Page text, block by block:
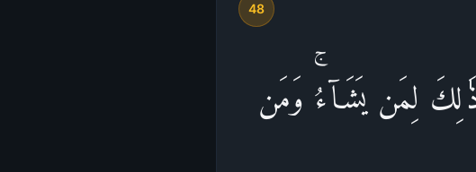
48
ذَ ٰ⁠لِكَ لِمَن یَشَاۤءُۚ وَمَن